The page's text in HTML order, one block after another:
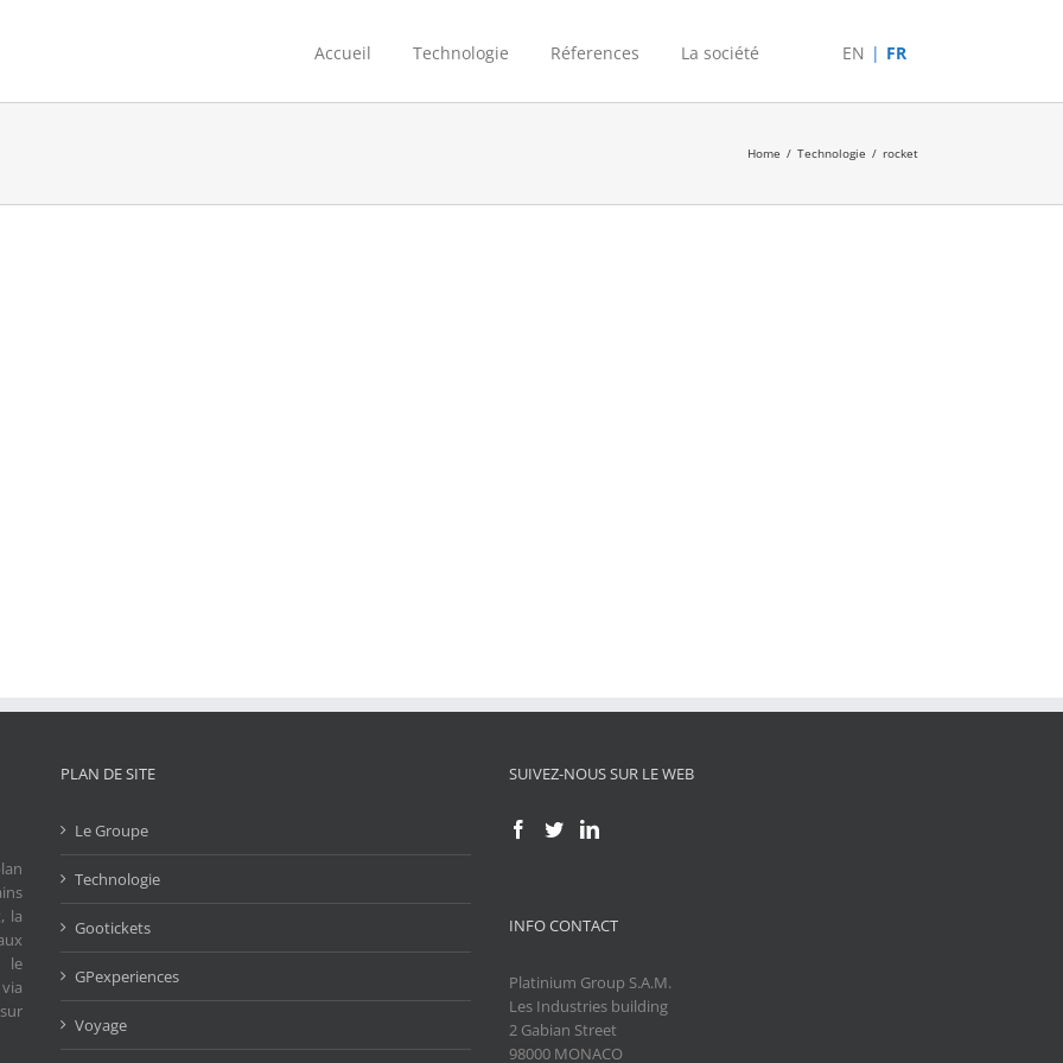
Accueil Technologie Réferences La société EN FR
Home / Technologie / rocket
la
le
PLAN DE SITE
Le Groupe
Technologie
Gootickets
GPexperiences
Voyage
SUIVEZ-NOUS SUR LE WEB
INFO CONTACT
Platinium Group S.A.M.
Les Industries building
2 Gabian Street
98000 MONACO